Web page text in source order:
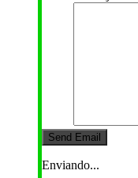
Enviando...